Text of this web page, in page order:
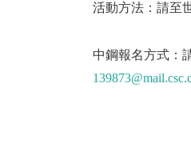
活動方法：請至
中鋼報名方式：